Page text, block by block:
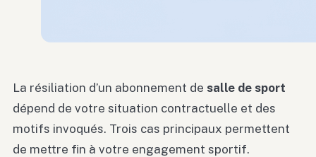
La résiliation d’un abonnement de salle de sport
dépend de votre situation contractuelle et des
motifs invoqués. Trois cas principaux permettent
de mettre fin à votre engagement sportif.